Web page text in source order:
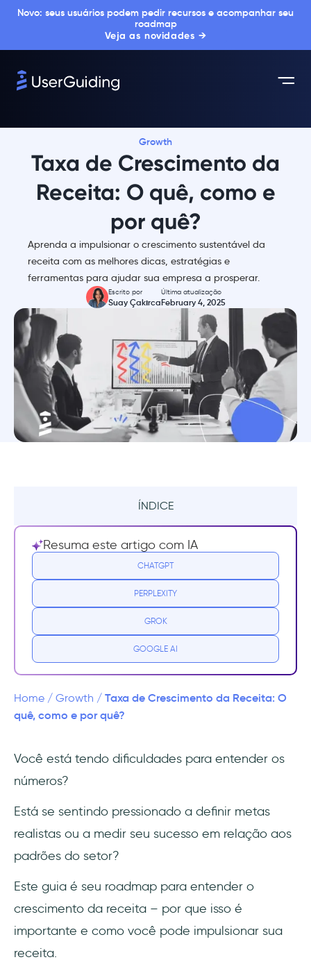
Novo: seus usuários podem pedir recursos e acompanhar seu
roadmap
Veja as novidades →
Growth
Taxa de Crescimento da
Receita: O quê, como e
por quê?
Aprenda a impulsionar o crescimento sustentável da
receita com as melhores dicas, estratégias e
ferramentas para ajudar sua empresa a prosperar.
Escrito por
Suay Çakırca
Última atualização
February 4, 2025
ÍNDICE
Resumo
O que é crescimento da receita?
Fórmula da taxa de crescimento da
Quais insights você obterá ao monitorar a
taxa de crescimento da receita?
1. Benchmarking de desempenho
3. Avaliação da saúde do negócio
4. Avaliação de iniciativas estratégicas
6. Alocação de recursos
7. Informações sobre o cliente
Resuma este artigo com IA
CHATGPT
PERPLEXITY
GROK
GOOGLE AI
Home / Growth / Taxa de Crescimento da Receita: O
quê, como e por quê?
Você está tendo dificuldades para entender os
números?
Está se sentindo pressionado a definir metas
realistas ou a medir seu sucesso em relação aos
padrões do setor?
Este guia é seu roadmap para entender o
crescimento da receita – por que isso é
importante e como você pode impulsionar sua
receita.